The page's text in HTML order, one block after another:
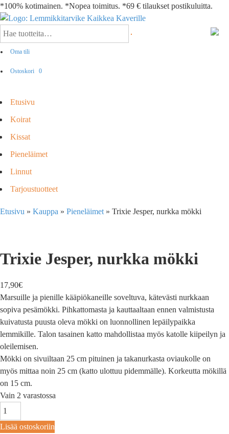
*100% kotimainen. *Nopea toimitus. *69 € tilaukset postikuluitta.
Oma tili
Ostoskori 0
Etusivu
Koirat
Kissat
Pieneläimet
Linnut
Tarjoustuotteet
Etusivu » Kauppa » Pieneläimet » Trixie Jesper, nurkka mökki
Trixie Jesper, nurkka mökki
17,90€
Marsuille ja pienille kääpiökaneille soveltuva, kätevästi nurkkaan
sopiva pesämökki. Pihkattomasta ja kauttaaltaan ennen valmistusta
kuivatusta puusta oleva mökki on luonnollinen lepäilypaikka
lemmikille. Talon tasainen katto mahdollistaa myös katolle kiipeilyn ja
oleilemisen.
Mökki on sivuiltaan 25 cm pituinen ja takanurkasta oviaukolle on
myös mittaa noin 25 cm (katto ulottuu pidemmälle). Korkeutta mökillä
on 15 cm.
Vain 2 varastossa
Lisää ostoskoriin